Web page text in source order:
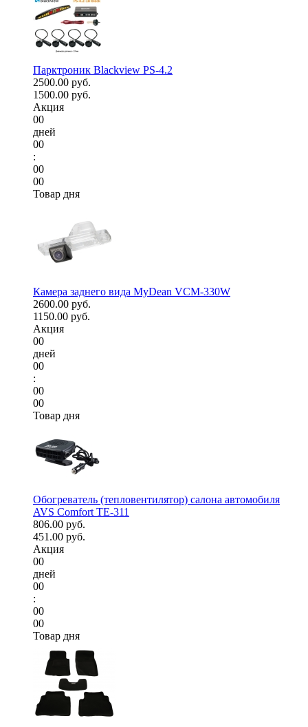
Парктроник Blackview PS-4.2
2500.00 руб.
1500.00 руб.
Акция
00
дней
00
:
00
00
Товар дня
Камера заднего вида MyDean VCM-330W
2600.00 руб.
1150.00 руб.
Акция
00
дней
00
:
00
00
Товар дня
Обогреватель (тепловентилятор) салона автомобиля
AVS Comfort TE-311
806.00 руб.
451.00 руб.
Акция
00
дней
00
:
00
00
Товар дня